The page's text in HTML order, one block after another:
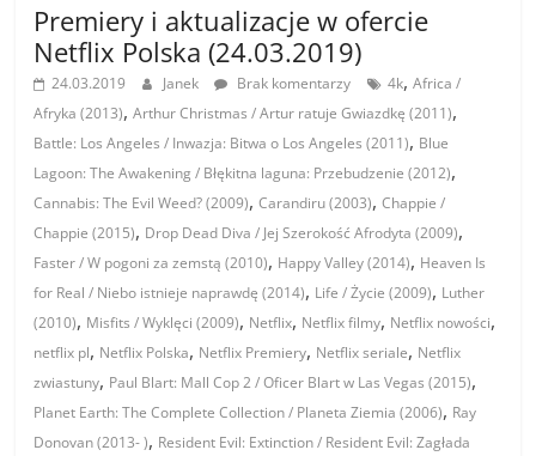
Premiery i aktualizacje w ofercie
Netflix Polska (24.03.2019)
24.03.2019 Janek Brak komentarzy 4k,Africa /
Afryka (2013),Arthur Christmas / Artur ratuje Gwiazdkę (2011),
Battle: Los Angeles / Inwazja: Bitwa o Los Angeles (2011), Blue
Lagoon: The Awakening / Błękitna laguna: Przebudzenie (2012),
Cannabis: The Evil Weed? (2009),Carandiru (2003),Chappie /
Chappie (2015), Drop Dead Diva / Jej Szerokość Afrodyta (2009),
Faster / W pogoni za zemstą (2010), Happy Valley (2014), Heaven Is
for Real / Niebo istnieje naprawdę (2014), Life / Życie (2009), Luther
(2010), Misfits / Wyklęci (2009), Netflix, Netflix filmy, Netflix nowości,
netflix pl, Netflix Polska, Netflix Premiery, Netflix seriale, Netflix
zwiastuny, Paul Blart: Mall Cop 2 / Oficer Blart w Las Vegas (2015),
Planet Earth: The Complete Collection / Planeta Ziemia (2006), Ray
Donovan (2013- ), Resident Evil: Extinction / Resident Evil: Zagłada